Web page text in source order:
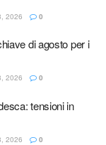
2026 0
di agosto per i
2026 0
tensioni in
2026 0